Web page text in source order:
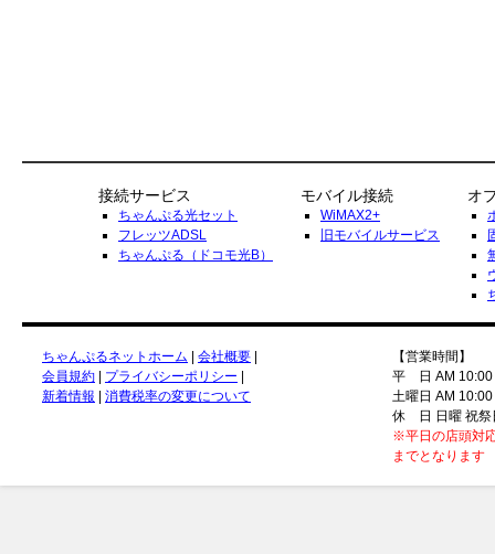
接続サービス
ちゃんぷる光セット
フレッツADSL
ちゃんぷる（ドコモ光B）
モバイル接続
WiMAX2+
旧モバイルサービス
オ
ちゃんぷるネットホーム 会社概要
会員規約
プライバシーポリシー
新着情報
消費税率の変更について
【営業時間】
平 日 AM 10:00
土曜日 AM
休 日 日曜 祝祭
※平日の店頭
までとなります